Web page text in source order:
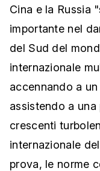
Cina e la Russia
importante nel
del Sud del
internazionale
accennando a
assistendo a
crescenti
internazionale
prova, le norme